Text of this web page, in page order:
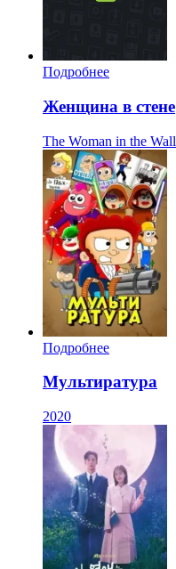
Подробнее
Женщина в стене
The Woman in the Wall
Подробнее
Мультиратура
2020